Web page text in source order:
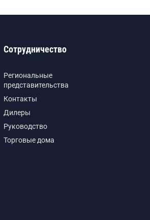
Сотрудничество
Региональные
представительства
Контакты
Дилеры
Руководство
Торговые дома